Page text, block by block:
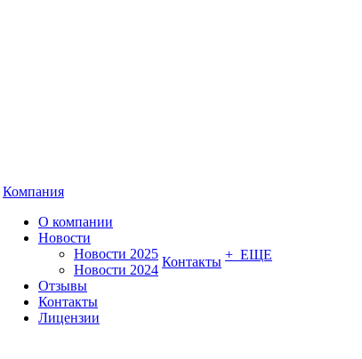
Компания
О компании
Новости
Новости 2025
Новости 2024
Отзывы
Контакты
Лицензии
Контакты + ЕЩЕ